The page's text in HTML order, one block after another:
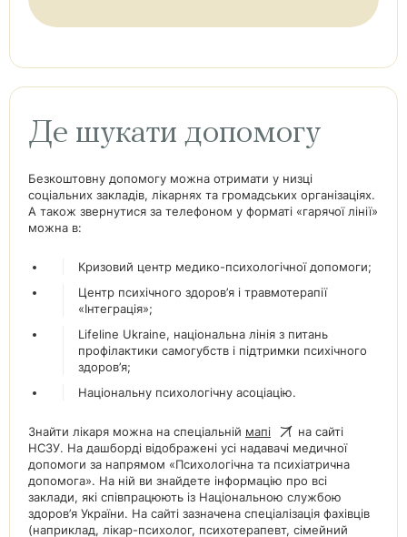
Де шукати допомогу
Безкоштовну допомогу можна отримати у низці
соціальних закладів, лікарнях та громадських організаціях.
А також звернутися за телефоном у форматі «гарячої лінії»
можна в:
Кризовий центр медико-психологічної допомоги;
Центр психічного здоров’я і травмотерапії
«Інтеграція»;
Lifeline Ukraine, національна лінія з питань
профілактики самогубств і підтримки психічного
здоров’я;
Національну психологічну асоціацію.
Знайти лікаря можна на спеціальній мапі
на сайті
НСЗУ. На дашборді відображені усі надавачі медичної
допомоги за напрямом «Психологічна та психіатрична
допомога». На ній ви знайдете інформацію про всі
заклади, які співпрацюють із Національною службою
здоров’я України. На сайті зазначена спеціалізація фахівців
(наприклад, лікар-психолог, психотерапевт, сімейний